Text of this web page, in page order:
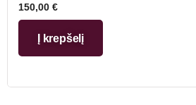
150,00 €
Į krepšelį